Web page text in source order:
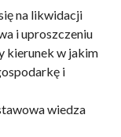
na likwidacji
i uproszczeniu
kierunek w jakim
i
wiedza